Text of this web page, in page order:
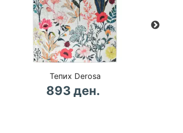
Тепих Derosa
893 ден.